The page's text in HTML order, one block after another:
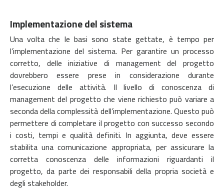
Implementazione del sistema
Una volta che le basi sono state gettate, è tempo per
l’implementazione del sistema. Per garantire un processo
corretto, delle iniziative di management del progetto
dovrebbero essere prese in considerazione durante
l’esecuzione delle attività. Il livello di conoscenza di
management del progetto che viene richiesto può variare a
seconda della complessità dell’implementazione. Questo può
permettere di completare il progetto con successo secondo
i costi, tempi e qualità definiti. In aggiunta, deve essere
stabilita una comunicazione appropriata, per assicurare la
corretta conoscenza delle informazioni riguardanti il
progetto, da parte dei responsabili della propria società e
degli stakeholder.